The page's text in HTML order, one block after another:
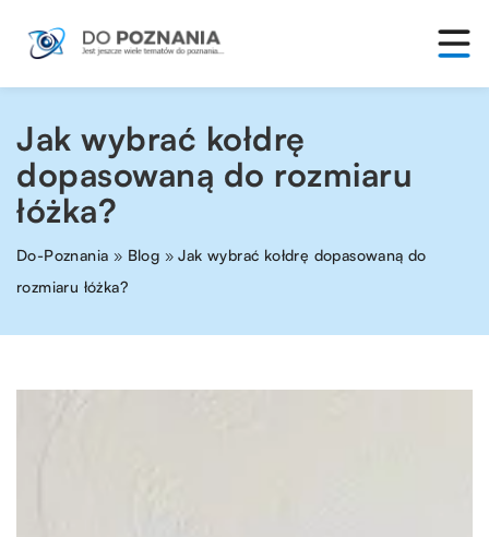
Jak wybrać kołdrę
dopasowaną do rozmiaru
łóżka?
Do-Poznania » Blog »Jak wybrać kołdrę dopasowaną do
rozmiaru łóżka?